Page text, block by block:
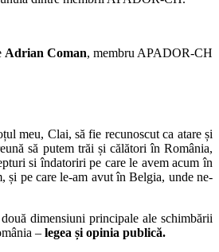
Adrian Coman, membru APADOR-CH
meu, Clai, să fie recunoscut ca atare și
să putem trăi și călători în România,
si îndatoriri pe care le avem acum în
și pe care le-am avut în Belgia, unde ne-
două dimensiuni principale ale schimbării
– legea și opinia publică.